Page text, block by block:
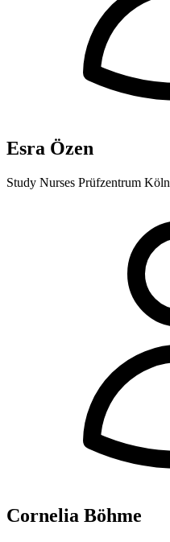
Esra Özen
Study Nurses Prüfzentrum Köln
Cornelia Böhme